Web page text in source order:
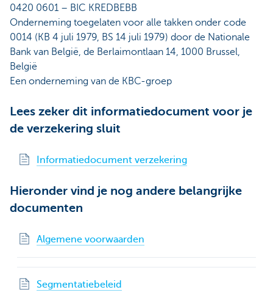
0420 0601 – BIC KREDBEBB
Onderneming toegelaten voor alle takken onder code
0014 (KB 4 juli 1979, BS 14 juli 1979) door de Nationale
Bank van België, de Berlaimontlaan 14, 1000 Brussel,
België
Een onderneming van de KBC-groep
Lees zeker dit informatiedocument voor je
de verzekering sluit
Informatiedocument verzekering
Hieronder vind je nog andere belangrijke
documenten
Algemene voorwaarden
Segmentatiebeleid